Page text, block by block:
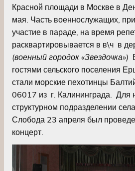
Красной площади в Москве в
мая. Часть военнослужащих,
участие в параде, на время
расквартировывается в в\ч в
(военный городок «Звездочка»)
гостями сельского поселения
стали морские пехотинцы
06017 из г. Калининграда. Для
структурном подразделении
Слобода 23 апреля был
концерт.